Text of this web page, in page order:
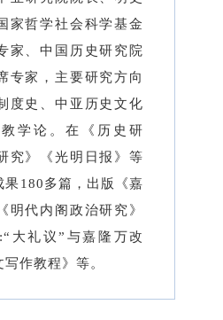
家哲学社会科学基金
家、中国历史研究院
专家，主要研究方向
度史、中亚历史文化
学论。在《历史研
究》《光明日报》等
果180多篇，出版《嘉
明代内阁政治研究》
大礼议”与嘉隆万改
作教程》等。